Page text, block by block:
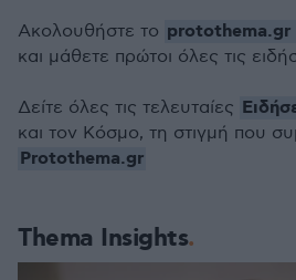
Thema Insights
Ακολουθήστε το protothema.gr
και μάθετε πρώτοι όλες τις
Δείτε όλες τις τελευταίες
και τον Κόσμο, τη στιγμή που
Protothema.gr